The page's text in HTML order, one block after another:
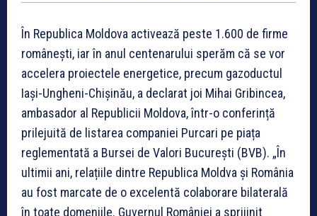
În Republica Moldova activează peste 1.600 de firme
românești, iar în anul centenarului sperăm că se vor
accelera proiectele energetice, precum gazoductul
Iași-Ungheni-Chișinău, a declarat joi Mihai Gribincea,
ambasador al Republicii Moldova, într-o conferință
prilejuită de listarea companiei Purcari pe piața
reglementată a Bursei de Valori București (BVB). „În
ultimii ani, relațiile dintre Republica Moldva și România
au fost marcate de o excelentă colaborare bilaterală
în toate domeniile. Guvernul României a sprijinit